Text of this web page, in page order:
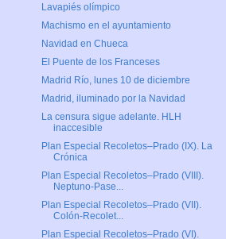
Lavapiés olímpico
Machismo en el ayuntamiento
Navidad en Chueca
El Puente de los Franceses
Madrid Río, lunes 10 de diciembre
Madrid, iluminado por la Navidad
La censura sigue adelante. HLH
inaccesible
Plan Especial Recoletos–Prado (IX). La
Crónica
Plan Especial Recoletos–Prado (VIII).
Neptuno-Pase...
Plan Especial Recoletos–Prado (VII).
Colón-Recolet...
Plan Especial Recoletos–Prado (VI).